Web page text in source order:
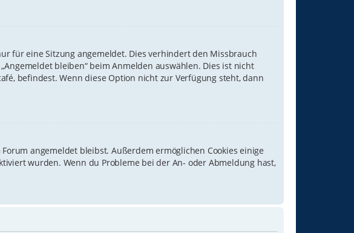
für eine Sitzung angemeldet. Dies verhindert den Missbrauch
bleiben“ beim Anmelden auswählen. Dies ist nicht
befindest. Wenn diese Option nicht zur Verfügung steht, dann
angemeldet bleibst. Außerdem ermöglichen Cookies einige
wurden. Wenn du Probleme bei der An- oder Abmeldung hast,